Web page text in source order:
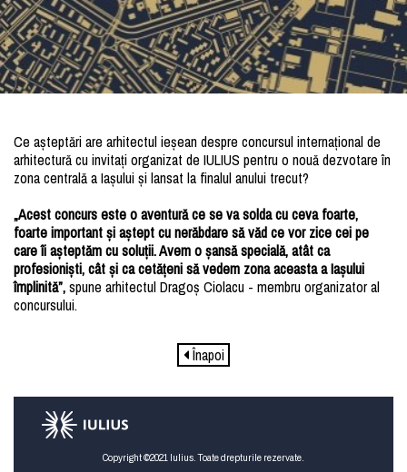
Ce așteptări are arhitectul ieșean despre concursul internațional de
arhitectură cu invitați organizat de IULIUS pentru o nouă dezvotare în
zona centrală a Iașului și lansat la finalul anului trecut?
„Acest concurs este o aventură ce se va solda cu ceva foarte,
foarte important și aștept cu nerăbdare să văd ce vor zice cei pe
care îi așteptăm cu soluții. Avem o șansă specială, atât ca
profesioniști, cât și ca cetățeni să vedem zona aceasta a Iașului
împlinită”,spune arhitectul Dragoș Ciolacu - membru organizator al
concursului.
Înapoi
Copyright ©2021 Iulius. Toate drepturile rezervate.